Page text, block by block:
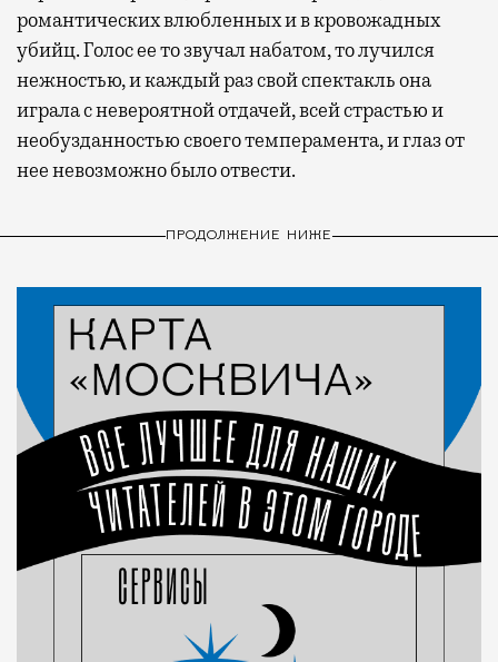
романтических влюбленных и в кровожадных
убийц. Голос ее то звучал набатом, то лучился
нежностью, и каждый раз свой спектакль она
играла с невероятной отдачей, всей страстью и
необузданностью своего темперамента, и глаз от
нее невозможно было отвести.
ПРОДОЛЖЕНИЕ НИЖЕ